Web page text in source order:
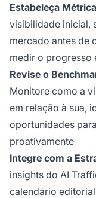
Estabeleça
visibilidade inicial,
mercado antes de
medir o progresso
Revise o
Monitore como a
em relação à sua,
oportunidades
proativamente
Integre com a
insights do AI
calendário